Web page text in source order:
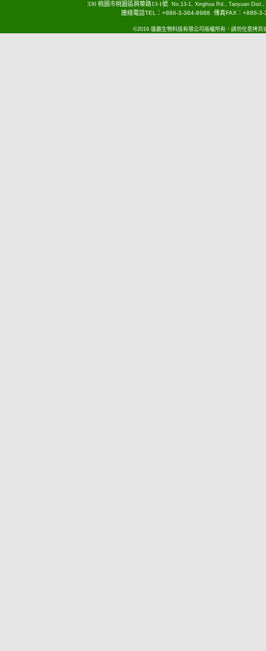
330 桃園市桃園區興華路13-1號
No.13-1, Xinghua Rd., Taoyuan
連絡電話TEL：+886-3-364-8988 傳真FAX：+886-
©2019 雄霸生物科技有限公司版權所有，請勿任意拷貝